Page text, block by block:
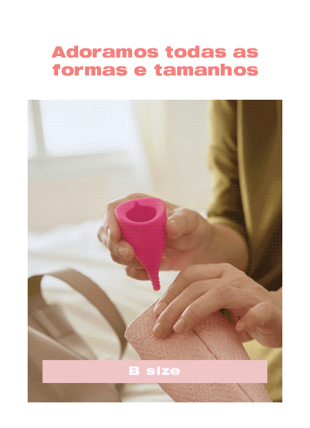
Adoramos todas as
formas e tamanhos